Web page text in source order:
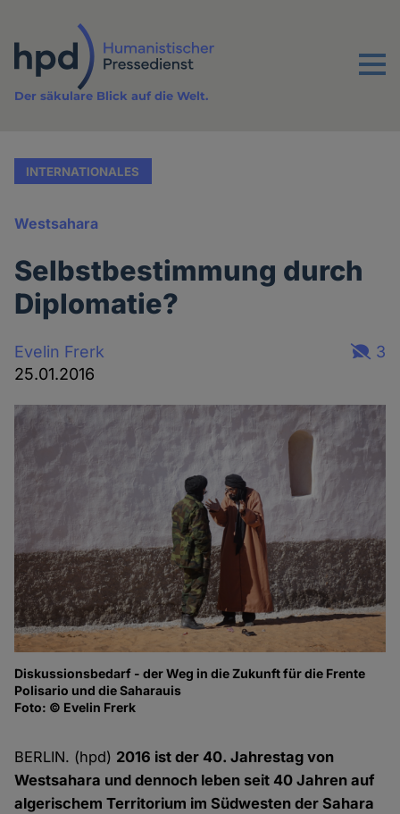
Inhalt
Menu
Der säkulare Blick auf die Welt.
INTERNATIONALES
Westsahara
Selbstbestimmung durch
Diplomatie?
Evelin Frerk
25.01.2016
3
Diskussionsbedarf - der Weg in die Zukunft für die Frente
Polisario und die Saharauis
Foto: © Evelin Frerk
BERLIN. (hpd) 2016 ist der 40. Jahrestag von
Westsahara und dennoch leben seit 40 Jahren auf
algerischem Territorium im Südwesten der Sahara